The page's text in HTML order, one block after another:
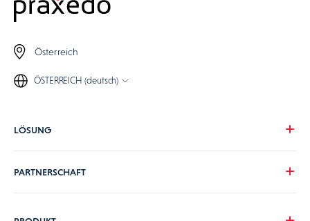
Österreich
ÖSTERREICH (deutsch)
LÖSUNG
PARTNERSCHAFT